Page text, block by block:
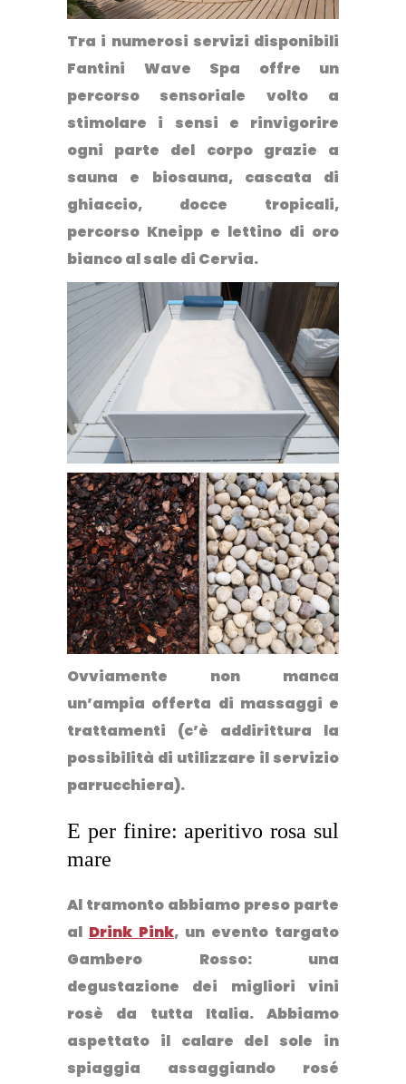
Tra i numerosi servizi disponibili
Fantini Wave Spa offre un
percorso sensoriale volto a
stimolare i sensi e rinvigorire
ogni parte del corpo grazie a
sauna e biosauna, cascata di
ghiaccio, docce tropicali,
percorso Kneipp e lettino di oro
bianco al sale di Cervia.
Ovviamente non manca
un’ampia offerta di massaggi e
trattamenti (c’è addirittura la
possibilità di utilizzare il servizio
parrucchiera).
E per finire: aperitivo rosa sul
mare
Al tramonto abbiamo preso parte
al Drink Pink, un evento targato
Gambero Rosso: una
degustazione dei migliori vini
rosè da tutta Italia. Abbiamo
aspettato il calare del sole in
spiaggia assaggiando rosé